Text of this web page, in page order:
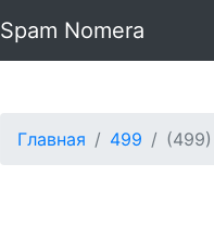
Spam Nomera
Главная 499